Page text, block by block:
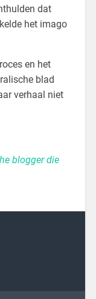
dat
het imago
en het
blad
verhaal niet
blogger die